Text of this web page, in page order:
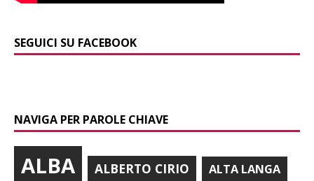
SEGUICI SU FACEBOOK
NAVIGA PER PAROLE CHIAVE
ALBA ALBERTO CIRIO ALTA LANGA